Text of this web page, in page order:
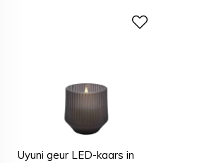
Uyuni geur LED-kaars in